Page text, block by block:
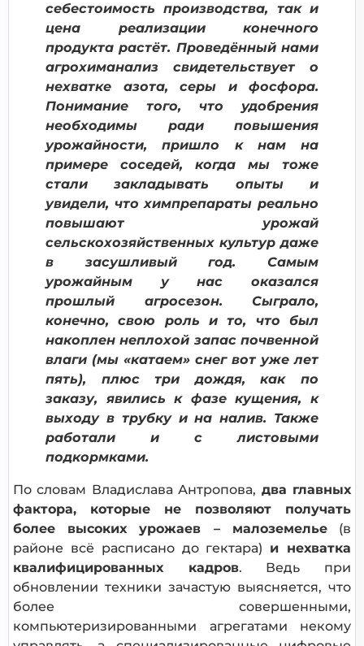
себестоимость производства, так и
цена реализации конечного
продукта растёт. Проведённый нами
агрохиманализ свидетельствует о
нехватке азота, серы и фосфора.
Понимание того, что удобрения
необходимы ради повышения
урожайности, пришло к нам на
примере соседей, когда мы тоже
стали закладывать опыты и
увидели, что химпрепараты реально
повышают урожай
сельскохозяйственных культур даже
в засушливый год. Самым
урожайным у нас оказался
прошлый агросезон. Сыграло,
конечно, свою роль и то, что был
накоплен неплохой запас почвенной
влаги (мы «катаем» снег вот уже лет
пять), плюс три дождя, как по
заказу, явились к фазе кущения, к
выходу в трубку и на налив. Также
работали и с листовыми
подкормками.
По словам Владислава Антропова, два главных
фактора, которые не позволяют получать
более высоких урожаев – малоземелье(в
районе всё расписано до гектара) и нехватка
квалифицированных кадров. Ведь при
обновлении техники зачастую выясняется, что
более совершенными,
компьютеризированными агрегатами некому